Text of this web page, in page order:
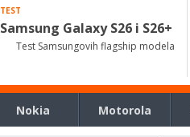
TEST
Samsung Galaxy S26 i S26+
Test Samsungovih flagship modela
Nokia Motorola